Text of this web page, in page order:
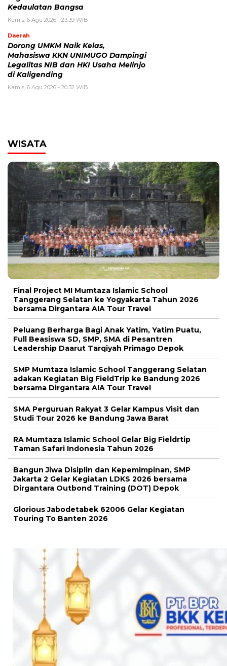
Kedaulatan Bangsa
Kamis, 6 Agu 2026 - 23:39 WIB
Daerah
Dorong UMKM Naik Kelas,
Mahasiswa KKN UNIMUGO Dampingi
Legalitas NIB dan HKI Usaha Melinjo
di Kaligending
Kamis, 6 Agu 2026 - 20:32 WIB
WISATA
Final Project MI Mumtaza Islamic School
Tanggerang Selatan ke Yogyakarta Tahun 2026
bersama Dirgantara AIA Tour Travel
Peluang Berharga Bagi Anak Yatim, Yatim Puatu,
Full Beasiswa SD, SMP, SMA di Pesantren
Leadership Daarut Tarqiyah Primago Depok
SMP Mumtaza Islamic School Tanggerang Selatan
adakan Kegiatan Big FieldTrip ke Bandung 2026
bersama Dirgantara AIA Tour Travel
SMA Perguruan Rakyat 3 Gelar Kampus Visit dan
Studi Tour 2026 ke Bandung Jawa Barat
RA Mumtaza Islamic School Gelar Big Fieldrtip
Taman Safari Indonesia Tahun 2026
Bangun Jiwa Disiplin dan Kepemimpinan, SMP
Jakarta 2 Gelar Kegiatan LDKS 2026 bersama
Dirgantara Outbond Training (DOT) Depok
Glorious Jabodetabek 62006 Gelar Kegiatan
Touring To Banten 2026